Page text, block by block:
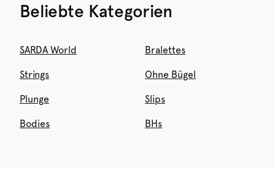
Beliebte Kategorien
SARDA World Bralettes
Strings Ohne Bügel
Plunge Slips
Bodies BHs